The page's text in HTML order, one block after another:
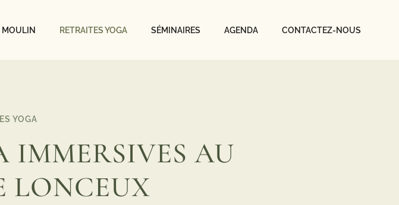
MOULIN RETRAITES YOGA SÉMINAIRES AGENDA CONTACTEZ-NOUS
IMMERSIVES AU
LONCEUX
YOGA